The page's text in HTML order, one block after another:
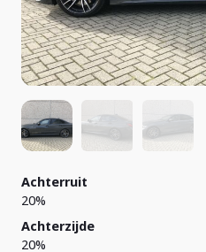
Achterruit
20%
Achterzijde
20%